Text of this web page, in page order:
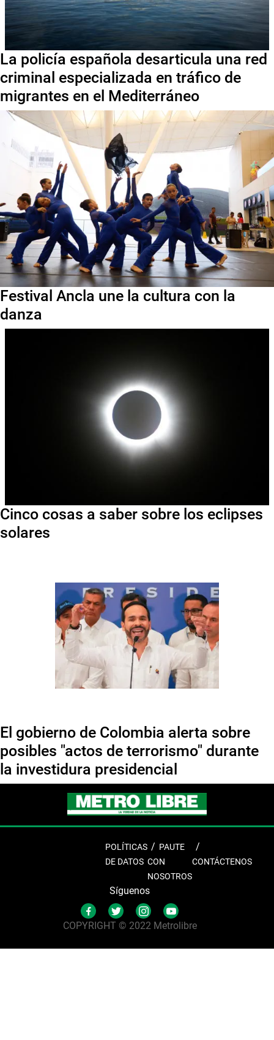
La policía española desarticula una red
criminal especializada en tráfico de
migrantes en el Mediterráneo
Festival Ancla une la cultura con la
danza
Cinco cosas a saber sobre los eclipses
solares
El gobierno de Colombia alerta sobre
posibles "actos de terrorismo" durante
la investidura presidencial
POLÍTICAS
DE DATOS
PAUTE
CON
NOSOTROS
CONTÁCTENOS
Síguenos
COPYRIGHT © 2022 Metrolibre